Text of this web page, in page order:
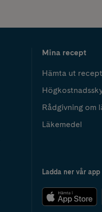
Mina recept
Hämta ut
Rådgivning om
Läkemedel
Ladda ner vår app